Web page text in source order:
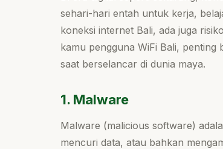
sehari-hari entah untuk kerja,
koneksi internet Bali, ada juga
kamu pengguna WiFi Bali, penting
saat berselancar di dunia maya.
1. Malware
Malware (malicious software)
mencuri data, atau bahkan